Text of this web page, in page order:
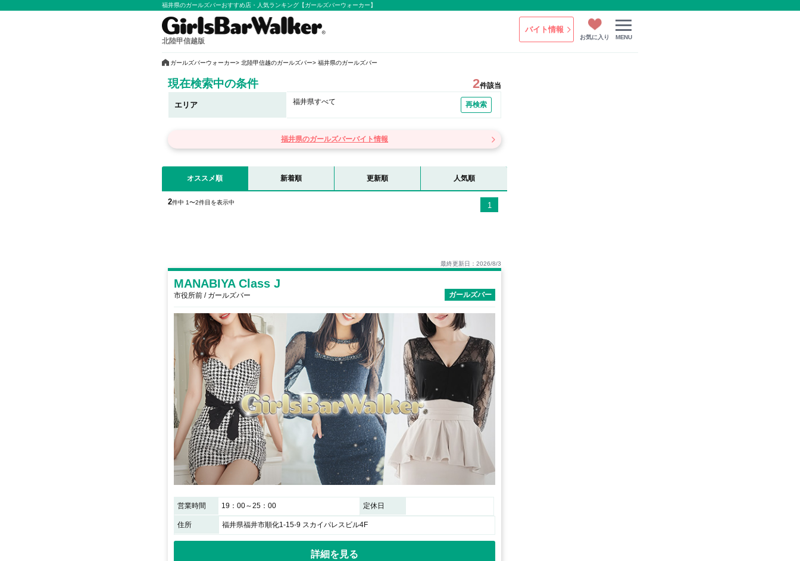
福井県のガールズバーおすすめ店・人気ランキング【ガールズバーウォーカー】
北陸甲信越版
バイト情報
お気に入り MENU
ガールズバーウォーカー 北陸甲信越のガールズバー 福井県のガールズバー
現在検索中の条件 2件該当
エリア 福井県すべて 再検索
福井県のガールズバーバイト情報
オススメ順 新着順 更新順 人気順
2件中 1〜2件目を表示中 1
最終更新日：2026/8/3
MANABIYA Class J
市役所前 / ガールズバー ガールズバー
営業時間 19：00～25：00 定休日
住所 福井県福井市順化1-15-9 スカイパレスビル4F
詳細を見る